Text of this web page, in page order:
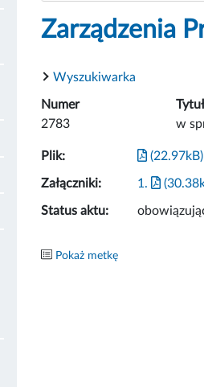
Zarządzenia
Wyszukiwarka
Numer Tytuł
2783
w
Plik: (22.97kB)
Załączniki: 1.
Status aktu:
Pokaż metkę